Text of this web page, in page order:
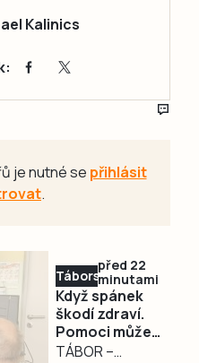
Kalinics
je nutné se přihlásit
.
Táborsko
před 22
minutami
Když spánek
škodí zdraví.
Pomoci může
spánková
TÁBOR –